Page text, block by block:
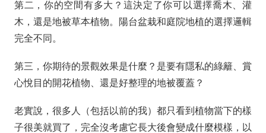
第二，你的空間有多大？這決定了你可以選擇喬木、灌
木，還是地被草本植物。陽台盆栽和庭院地植的選擇邏輯
完全不同。
第三，你期待的景觀效果是什麼？是要有隱私的綠籬、賞
心悅目的開花植物、還是好整理的地被覆蓋？
老實說，很多人（包括以前的我）都只看到植物當下的樣
子很美就買了，完全沒考慮它長大後會變成什麼模樣，以